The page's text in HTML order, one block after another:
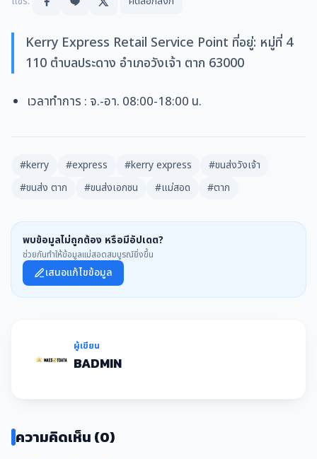
Kerry Express Retail Service Point ที่อยู่: หมู่ที่ 4
110 ตำบลประดาง อำเภอวังเจ้า ตาก 63000
เวลาทำการ : จ.-อา. 08:00-18:00 น.
#kerry #express #kerry express
#ขนส่งวังเจ้า
#ขนส่ง ตาก
#ขนส่งเอกชน #แม่สอด #ตาก
พบข้อมูลไม่ถูกต้อง หรือมีอัปเดต?
ช่วยกันทำให้ข้อมูลแม่สอดสมบูรณ์ยิ่งขึ้น
เสนอแก้ไขข้อมูล
ผู้เขียน
BADMIN
ความคิดเห็น (0)